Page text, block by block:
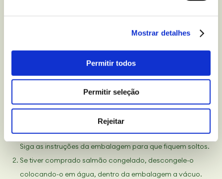
Mostrar detalhes
Permitir todos
Permitir seleção
Rejeitar
Corte um peito de frango em pedaços, e salteie-o na
mesma frigideira até que esteja cozinhado. Adicione a
Receita de salmão com cuscuz
O cuscuz fica pronto em 5 minutos, com água quente.
Siga as instruções da embalagem para que fiquem soltos.
Se tiver comprado salmão congelado, descongele-o
colocando-o em água, dentro da embalagem a vácuo.